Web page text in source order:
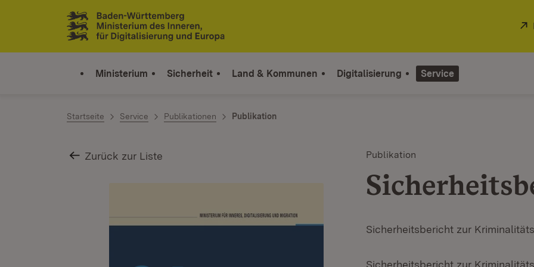
Zum Inhalt springen
Link zur Startseite
Ministerium Sicherheit Land & Kommunen Digitalisierung Service
Startseite Service Publikationen Publikation
Zurück zur Liste Publikation
Sicherheitsbericht zur
Sicherheitsbericht zur